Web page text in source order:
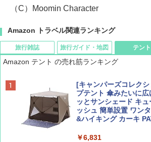
（C）Moomin Character
Amazon トラベル関連ランキング
旅行雑誌
ディズニーファン ２
誌] (ＤＩＳＮＥＹ Ｆ
￥713
旅行ガイド・地図
D40 地球の歩き方 チ
力的な町 2026～2027
￥2,079
テント
Amazon テント の売れ筋ランキング
[キャンパーズコレク
プテント 傘みたいに
ッとサンシェード キ
ッシュ 簡単設置 ワン
&ハイキング カーキ
￥6,831